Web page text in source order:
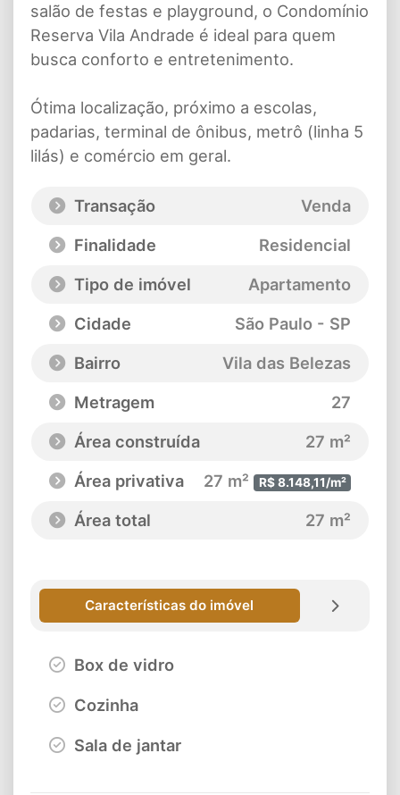
salão de festas e playground, o Condomínio
Reserva Vila Andrade é ideal para quem
busca conforto e entretenimento.
Ótima localização, próximo a escolas,
padarias, terminal de ônibus, metrô (linha 5
lilás) e comércio em geral.
Transação
Venda
Finalidade
Residencial
Tipo de imóvel
Apartamento
Cidade
São Paulo - SP
Bairro
Vila das Belezas
Metragem
27
Área construída
27 m²
Área privativa
27 m² R$ 8.148,11/m²
Área total 27 m²
Características do imóvel
Box de vidro
Cozinha
Sala de jantar